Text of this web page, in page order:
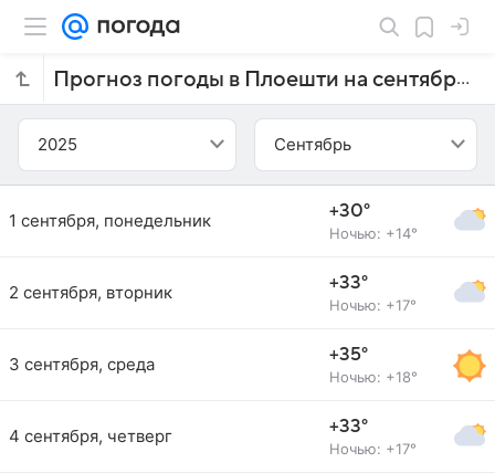
Прогноз погоды в Плоешти на сентябрь 2025 года
2025 Сентябрь
1 сентября, понедельник +30°
Ночью: +14°
2 сентября, вторник +33°
Ночью: +17°
3 сентября, среда +35°
Ночью: +18°
4 сентября, четверг +33°
Ночью: +17°